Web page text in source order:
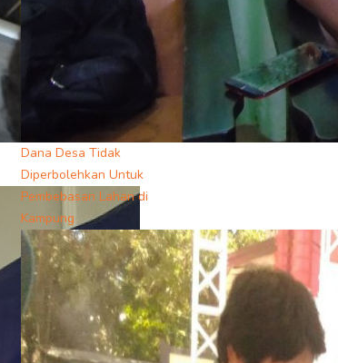
Dana Desa Tidak
Diperbolehkan Untuk
Pembebasan Lahan di
Kampung